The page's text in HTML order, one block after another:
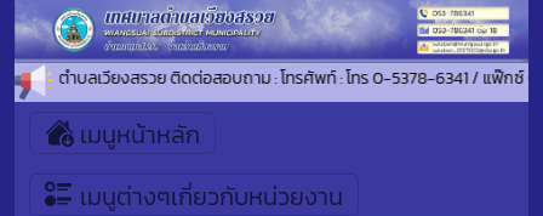
ศบาลตำบลเวียงสรวย ติดต่อสอบถาม : โทรศัพท์ : โทร 0-5378-6341 / แฟ๊กซ์ 0-
เมนูหน้าหลัก
เมนูต่างๆเกี่ยวกับหน่วยงาน